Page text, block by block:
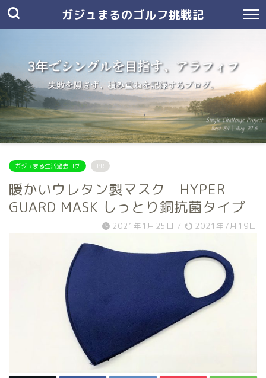
ガジュまるのゴルフ挑戦記
ガジュまる生活過去ログ PR
暖かいウレタン製マスク HYPER
GUARD MASK しっとり銅抗菌タイプ
2021年1月25日 / 2021年7月19日